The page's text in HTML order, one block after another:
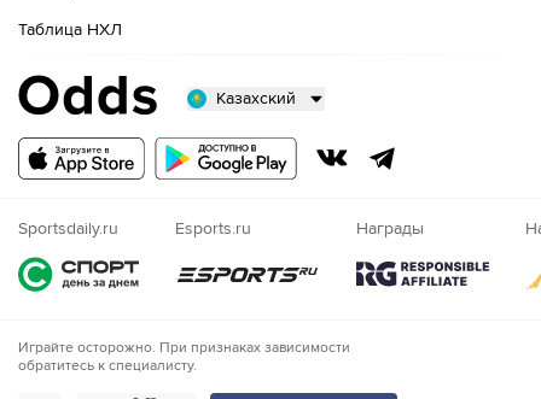
Таблица НХЛ
Казахский
Русский
Nigeria
Sportsdaily.ru Esports.ru Награды
Играйте осторожно. При признаках зависимости
обратитесь к специалисту.